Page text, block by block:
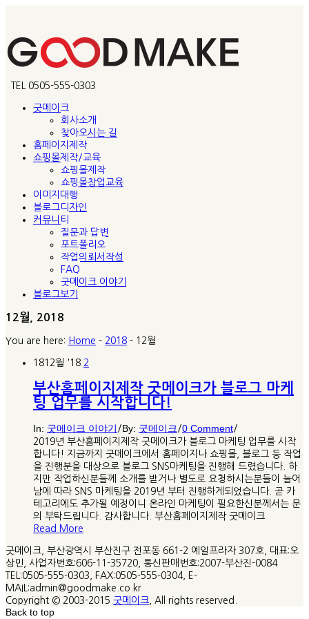
TEL 0505-555-0303
굿메이크
회사소개
찾아오시는 길
홈페이지제작
쇼핑몰제작/교육
쇼핑몰제작
쇼핑몰창업교육
이미지대행
블로그디자인
커뮤니티
질문과 답변
포트폴리오
작업의뢰서작성
FAQ
굿메이크 이야기
블로그보기
12월, 2018
You are here: Home - 2018 - 12월
1812월 '18 2
부산홈페이지제작 굿메이크가 블로그 마케
팅 업무를 시작합니다!
In: 굿메이크 이야기 /By: 굿메이크 /0 Comment/
2019년 부산홈페이지제작 굿메이크가 블로그 마케팅 업무를 시작
합니다! 지금까지 굿메이크에서 홈페이지나 쇼핑몰, 블로그 등 작업
을 진행분을 대상으로 블로그 SNS마케팅을 진행해 드렸습니다. 하
지만 작업하신분들께 소개를 받거나 별도로 요청하시는분들이 늘어
남에 따라 SNS 마케팅을 2019년 부터 진행하게되었습니다. 곧 카
테고리에도 추가될 예정이니 온라인 마케팅이 필요한신분께서는 문
의 부탁드립니다. 감사합니다. 부산홈페이지제작 굿메이크
Read More
굿메이크, 부산광역시 부산진구 전포동 661-2 예일프라자 307호, 대표:오
상민, 사업자번호:606-11-35720, 통신판매번호:2007-부산진-0084
TEL:0505-555-0303, FAX:0505-555-0304, E-
MAIL:admin@goodmake.co.kr
Copyright © 2003-2015 굿메이크 , All rights reserved.
Back to top